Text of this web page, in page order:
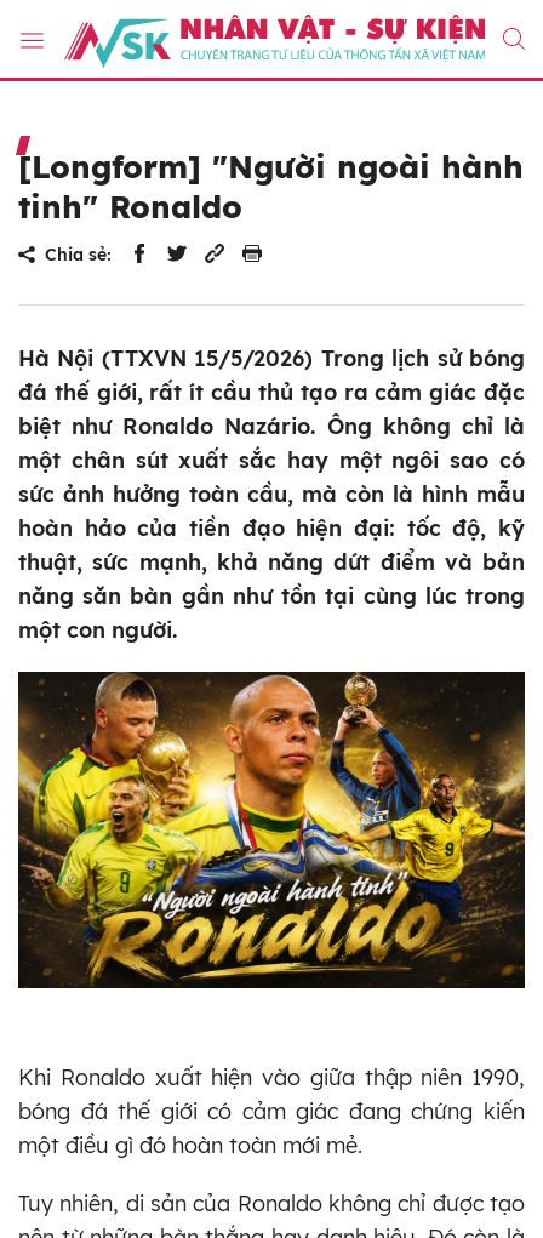
[Longform] "Người ngoài hành
tinh" Ronaldo
Chia sẻ:
Hà Nội (TTXVN 15/5/2026) Trong lịch sử bóng
đá thế giới, rất ít cầu thủ tạo ra cảm giác đặc
biệt như Ronaldo Nazário. Ông không chỉ là
một chân sút xuất sắc hay một ngôi sao có
sức ảnh hưởng toàn cầu, mà còn là hình mẫu
hoàn hảo của tiền đạo hiện đại: tốc độ, kỹ
thuật, sức mạnh, khả năng dứt điểm và bản
năng săn bàn gần như tồn tại cùng lúc trong
một con người.
Khi Ronaldo xuất hiện vào giữa thập niên 1990,
bóng đá thế giới có cảm giác đang chứng kiến
một điều gì đó hoàn toàn mới mẻ.
Tuy nhiên, di sản của Ronaldo không chỉ được tạo